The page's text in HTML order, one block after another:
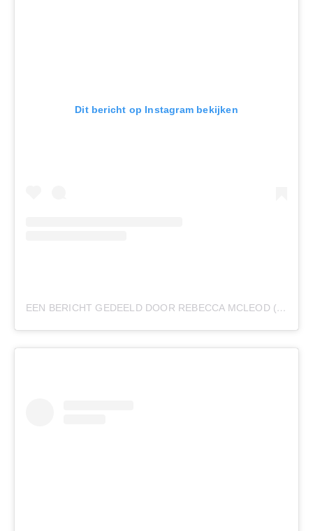
Dit bericht op Instagram bekijken
EEN BERICHT GEDEELD DOOR REBECCA MCLEOD (@REBECCAMCLEOD__)